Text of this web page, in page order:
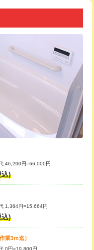
33,000円
8,800円
22,000円
33,000円
33,000円
46,200円=66,000円
)
1,364円=15,664円
)
業3ｍ迄）
0円=19,800円